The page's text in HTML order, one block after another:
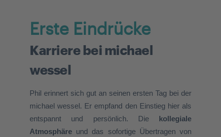
Erste Eindrücke
Karriere bei michael
wessel
Phil erinnert sich gut an seinen ersten Tag bei der
michael wessel. Er empfand den Einstieg hier als
entspannt und persönlich. Die kollegiale
Atmosphäre und das sofortige Übertragen von